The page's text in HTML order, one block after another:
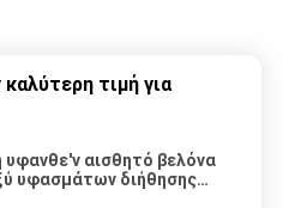
τιμή για
υφανθε'ν αισθητό βελόνα
υφασμάτων διήθησης